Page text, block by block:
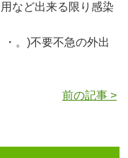
など出来る限り感染
。)不要不急の外出
前の記事 >